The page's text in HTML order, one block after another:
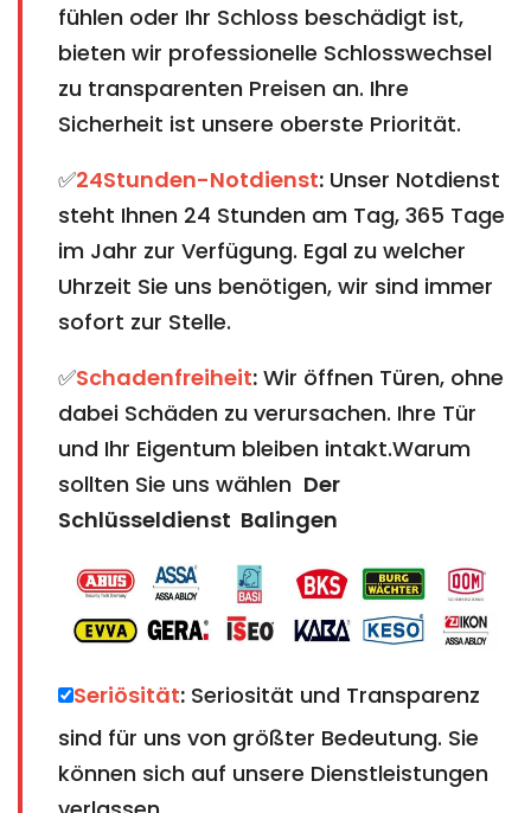
fühlen oder Ihr Schloss beschädigt ist,
bieten wir professionelle Schlosswechsel
zu transparenten Preisen an. Ihre
Sicherheit ist unsere oberste Priorität.
✅24Stunden-Notdienst: Unser Notdienst
steht Ihnen 24 Stunden am Tag, 365 Tage
im Jahr zur Verfügung. Egal zu welcher
Uhrzeit Sie uns benötigen, wir sind immer
sofort zur Stelle.
✅Schadenfreiheit: Wir öffnen Türen, ohne
dabei Schäden zu verursachen. Ihre Tür
und Ihr Eigentum bleiben intakt.Warum
sollten Sie uns wählen Der
Schlüsseldienst Balingen
Seriösität: Seriosität und Transparenz
sind für uns von größter Bedeutung. Sie
können sich auf unsere Dienstleistungen